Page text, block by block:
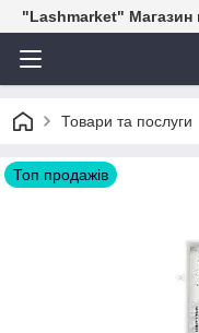
"Lashmarket"
Товари та послуги
Топ продажів